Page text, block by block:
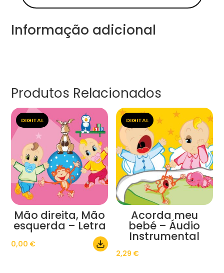
Informação adicional
Produtos Relacionados
DIGITAL
Mão direita, Mão
esquerda – Letra
0,00 €
DIGITAL
Acorda meu
bebé – Áudio
Instrumental
2,29 €